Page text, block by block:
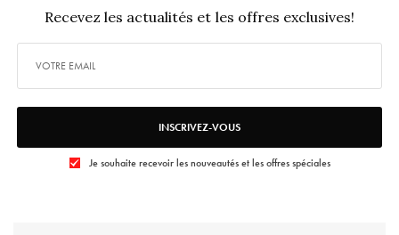
Recevez les actualités et les offres exclusives!
INSCRIVEZ-VOUS
Je souhaite recevoir les nouveautés et les offres spéciales